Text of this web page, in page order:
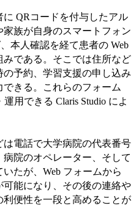
QRコードを付与したアル
族が自身のスマートフォン
本人確認を経て患者の Web
である。そこでは住所など
予約、学習支援の申し込み
きる。これらのフォーム
用できる Claris Studio によ
電話で大学病院の代表番号
院のオペレーター、そして
たが、Web フォームから
能になり、その後の連絡や
便性を一段と高めることが